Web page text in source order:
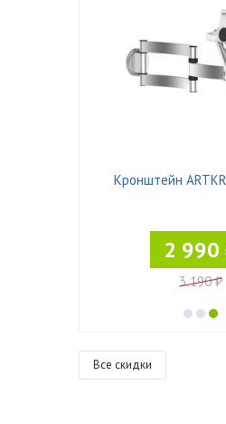
Кронштейн ARTKRON Pad-21
Все скидки